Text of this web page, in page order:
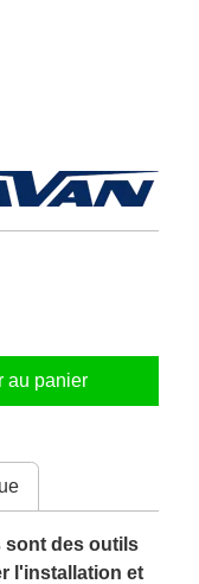
au panier
sont des outils
l'installation et